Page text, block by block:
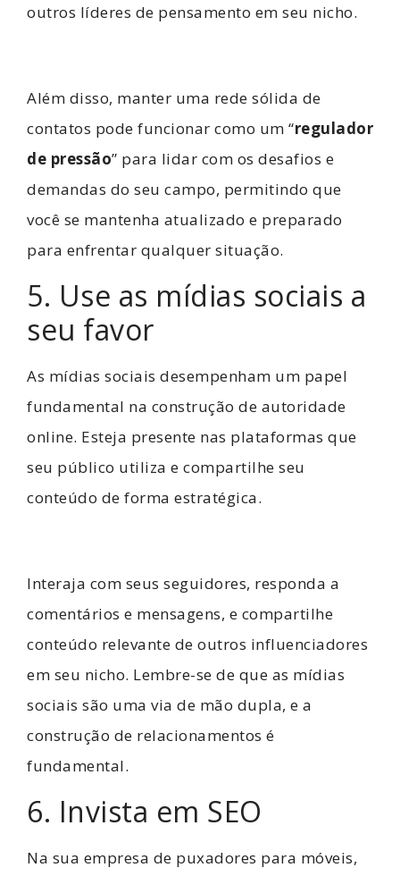
outros líderes de pensamento em seu nicho.
Além disso, manter uma rede sólida de
contatos pode funcionar como um “regulador
de pressão” para lidar com os desafios e
demandas do seu campo, permitindo que
você se mantenha atualizado e preparado
para enfrentar qualquer situação.
5. Use as mídias sociais a
seu favor
As mídias sociais desempenham um papel
fundamental na construção de autoridade
online. Esteja presente nas plataformas que
seu público utiliza e compartilhe seu
conteúdo de forma estratégica.
Interaja com seus seguidores, responda a
comentários e mensagens, e compartilhe
conteúdo relevante de outros influenciadores
em seu nicho. Lembre-se de que as mídias
sociais são uma via de mão dupla, e a
construção de relacionamentos é
fundamental.
6. Invista em SEO
Na sua empresa de puxadores para móveis,